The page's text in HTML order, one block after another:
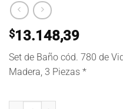
$13.148,39
Set de Baño cód. 780 de
Madera, 3 Piezas *